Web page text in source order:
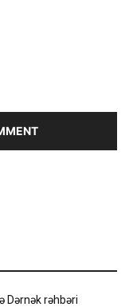
Dərnək rəhbəri